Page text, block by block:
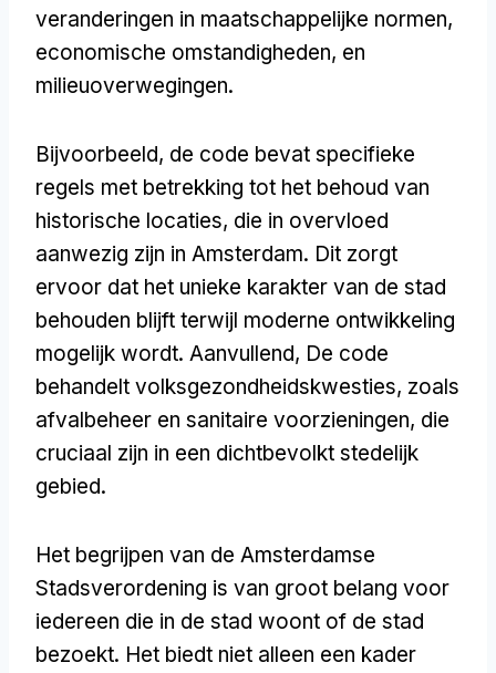
veranderingen in maatschappelijke normen,
economische omstandigheden, en
milieuoverwegingen.
Bijvoorbeeld, de code bevat specifieke
regels met betrekking tot het behoud van
historische locaties, die in overvloed
aanwezig zijn in Amsterdam. Dit zorgt
ervoor dat het unieke karakter van de stad
behouden blijft terwijl moderne ontwikkeling
mogelijk wordt. Aanvullend, De code
behandelt volksgezondheidskwesties, zoals
afvalbeheer en sanitaire voorzieningen, die
cruciaal zijn in een dichtbevolkt stedelijk
gebied.
Het begrijpen van de Amsterdamse
Stadsverordening is van groot belang voor
iedereen die in de stad woont of de stad
bezoekt. Het biedt niet alleen een kader